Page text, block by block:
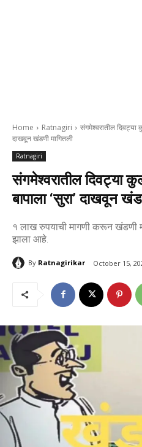
Home Ratnagiri
संगमेश्वरातील दिवट्या
दाखवून खंडणी मागितली
Ratnagiri
संगमेश्वरातील दिवट्या
बापाला ‘सुरा’ दाखवून
१ लाख रुपयाची मागणी करून खंडणी
झाला आहे.
By Ratnagirikar October 15,